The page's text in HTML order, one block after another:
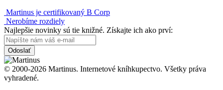
Martinus je certifikovaný B Corp
Nerobíme rozdiely
Najlepšie novinky sú tie knižné. Získajte ich ako prví:
Odoslať
© 2000-2026 Martinus. Internetové kníhkupectvo. Všetky práva
vyhradené.